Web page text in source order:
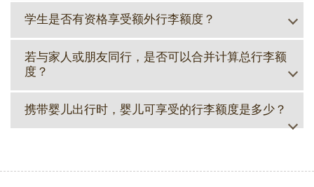
学生是否有资格享受额外行李额度？
若与家人或朋友同行，是否可以合并计算总行李额
度？
携带婴儿出行时，婴儿可享受的行李额度是多少？